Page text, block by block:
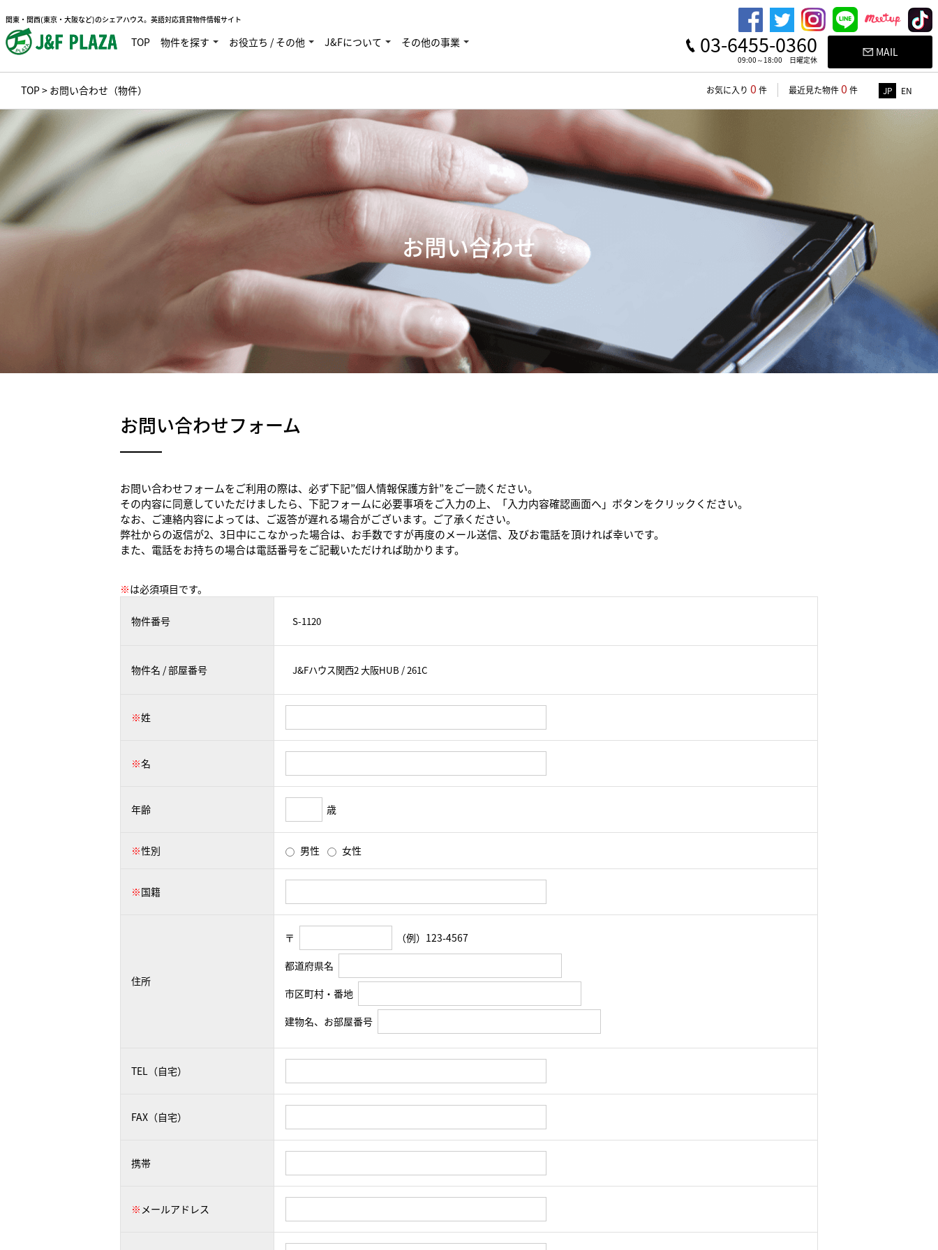
関東・関西(東京・大阪など)のシェアハウス。英語対応賃貸物件情報サイト
TOP 物件を探す お役立ち / その他 J&Fについて その他の事業 03-6455-0360
09:00～18:00 日曜定休
MAIL
TOP> お問い合わせ（物件） お気に入り 0 件 最近見た物件0 件 JP EN
お問い合わせ
お問い合わせフォーム
お問い合わせフォームをご利用の際は、必ず下記”個人情報保護方針”をご一読ください。
その内容に同意していただけましたら、下記フォームに必要事項をご入力の上、「入力内容確認画面へ」ボタンをクリックください。
なお、ご連絡内容によっては、ご返答が遅れる場合がございます。ご了承ください。
弊社からの返信が2、3日中にこなかった場合は、お手数ですが再度のメール送信、及びお電話を頂ければ幸いです。
また、電話をお持ちの場合は電話番号をご記載いただければ助かります。
※は必須項目です。
物件番号
物件名 / 部屋番号
※姓
※名
年齢 歳
※性別 男性 女性
※国籍
住所
〒
（例）123-4567
都道府県名
市区町村・番地
建物名、お部屋番号
TEL（自宅）
FAX（自宅）
携帯
※ メールアドレス